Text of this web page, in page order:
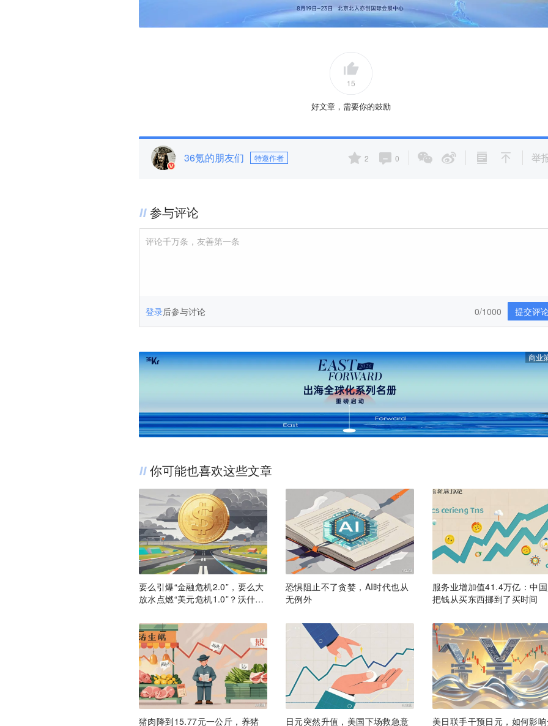
15
好文章，需要你的鼓励
36氪的朋友们 特邀作者 2 0 举
参与评论
评论千万条，友善第一条
登录后参与讨论 提交评
0/1000
商业
你可能也喜欢这些文章
要么引爆“金融危机2.0”，要么大
放水点燃“美元危机1.0”？沃什面
恐惧阻止不了贪婪，AI时代也从
无例外
服务业增加值41.4万亿：中
把钱从买东西挪到了买时间
猪肉降到15.77元一公斤，养猪 日元突然升值，美国下场救急意 美日联手干预日元，如何影